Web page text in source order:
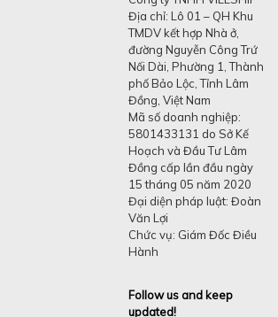
Địa chỉ: Lô 01 – QH Khu
TMDV kết hợp Nhà ở,
đường Nguyễn Công Trứ
Nối Dài, Phường 1, Thành
phố Bảo Lộc, Tỉnh Lâm
Đồng, Việt Nam
Mã số doanh nghiệp:
5801433131 do Sở Kế
Hoạch và Đầu Tư Lâm
Đồng cấp lần đầu ngày
15 tháng 05 năm 2020
Đại diện pháp luật: Đoàn
Văn Lợi
Chức vụ: Giám Đốc Điều
Hành
Follow us and keep
updated!